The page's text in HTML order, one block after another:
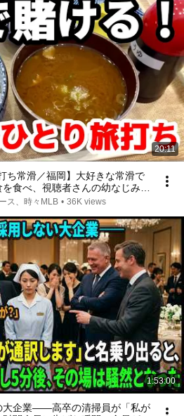
20:11
ち常滑／福岡】大好きな常滑で
食べ、視聴者さんの幼なじみ選
！ス、時々MLB • 36K views
1:53:00
大企業――高卒の清掃員が「私が